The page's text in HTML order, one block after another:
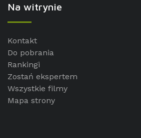
Na witrynie
Kontakt
Do pobrania
Rankingi
Zostań ekspertem
Wszystkie filmy
Mapa strony